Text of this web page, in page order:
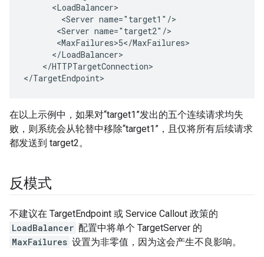
      <LoadBalancer>
        <Server name="target1"/>
       <Server name="target2"/>
       <MaxFailures>5</MaxFailures>
      </LoadBalancer>
    </HTTPTargetConnection>
</TargetEndpoint>
在以上示例中，如果对“target1”发出的五个连续请求均失
败，则系统会从轮替中移除“target1”，且仅将所有后续请求
都发送到 target2。
反模式
不建议在 TargetEndpoint 或 Service Callout 政策的
LoadBalancer 配置中将单个 TargetServer 的
MaxFailures 设置为非零值，因为这会产生不良影响。